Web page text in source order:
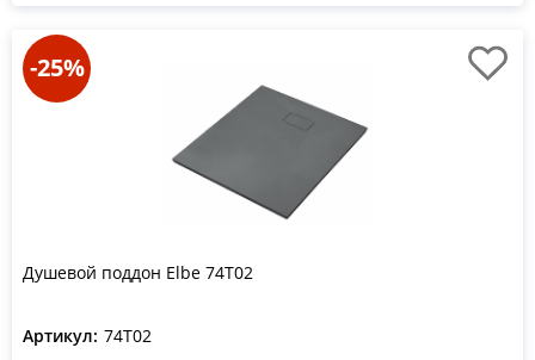
-25%
Душевой поддон Elbe 74T02
Артикул: 74T02